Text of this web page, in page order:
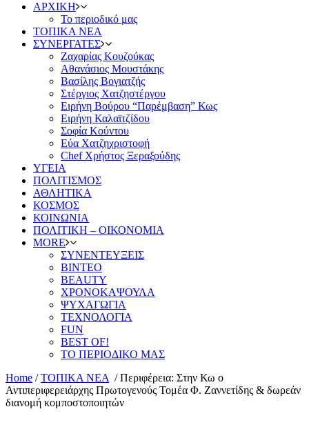
ΑΡΧΙΚΗ
Το περιοδικό μας
ΤΟΠΙΚΑ ΝΕΑ
ΣΥΝΕΡΓΑΤΕΣ
Ζαχαρίας Κουζούκας
Αθανάσιος Μουστάκης
Βασίλης Βογιατζής
Στέργιος Χατζηστέργου
Ειρήνη Βούρου “Παρέμβαση” Κως
Ειρήνη Καλαϊτζίδου
Σοφία Κούντου
Εύα Χατζηχριστοφή
Chef Χρήστος Ξεραξούδης
ΥΓΕΙΑ
ΠΟΛΙΤΙΣΜΟΣ
ΑΘΛΗΤΙΚΑ
ΚΟΣΜΟΣ
ΚΟΙΝΩΝΙΑ
ΠΟΛΙΤΙΚΗ – ΟΙΚΟΝΟΜΙΑ
MORE
ΣΥΝΕΝΤΕΥΞΕΙΣ
ΒΙΝΤΕΟ
BEAUTY
ΧΡΟΝΟΚΑΨΟΥΛΑ
ΨΥΧΑΓΩΓΙΑ
ΤΕΧΝΟΛΟΓΙΑ
FUN
BEST OF!
ΤΟ ΠΕΡΙΟΔΙΚΟ ΜΑΣ
Home /ΤΟΠΙΚΑ ΝΕΑ /Περιφέρεια: Στην Κω ο
Αντιπεριφερειάρχης Πρωτογενούς Τομέα Φ. Ζαννετίδης & δωρεάν
διανομή κομποστοποιητών